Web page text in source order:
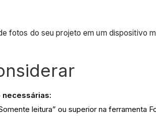
fotos do seu projeto em um dispositivo
necessárias:
leitura” ou superior na ferramenta